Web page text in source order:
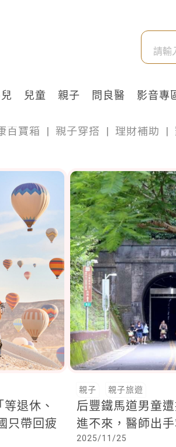
兒童 親子 問良醫 影音專
百寶箱 | 親子穿搭 | 理財補助 |
退休、
只帶回疲
親子 親子旅遊
后豐鐵馬道男童
進不來，醫師出
2025/11/25